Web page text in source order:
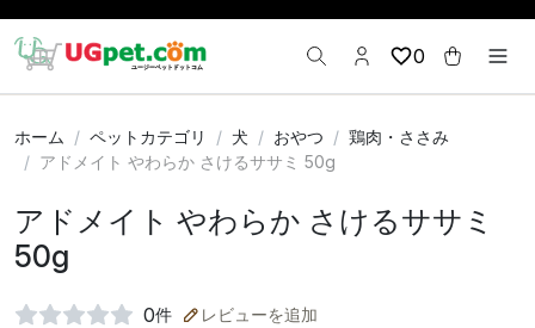
0
ホーム ペットカテゴリ 犬 おやつ
鶏肉・ささみ
アドメイト やわらか さけるササミ 50g
アドメイト やわらか さけるササミ
50g
0件 レビューを追加